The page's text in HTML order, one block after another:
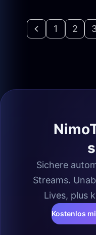
1 2
Sichere
Streams.
Lives, plus
Kostenlos